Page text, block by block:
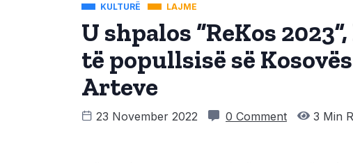
KULTURË LAJME
U shpalos “ReKos
të popullsisë së
Arteve
23 November 2022 0 Comment 3 Min